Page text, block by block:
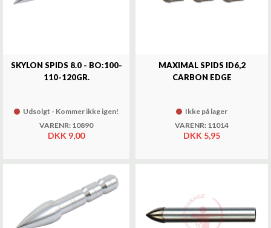
SKYLON SPIDS 8.0 - BO:100-
110-120GR.
Udsolgt - Kommer ikke igen!
VARENR: 10890
DKK 9,00
MAXIMAL SPIDS ID6,2
CARBON EDGE
Ikke på lager
VARENR: 11014
DKK 5,95